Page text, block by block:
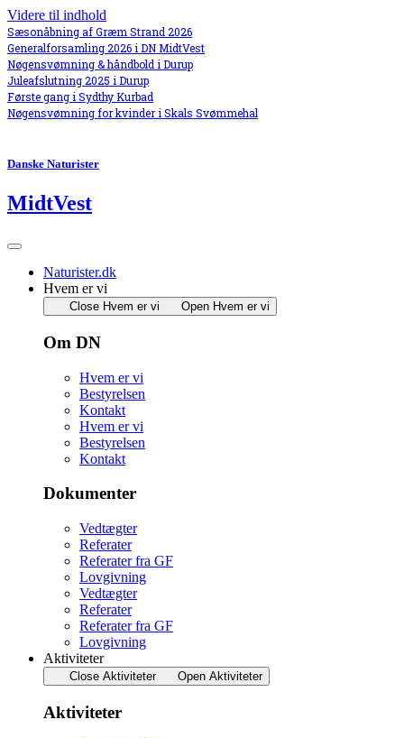
Videre til indhold
Sæsonåbning af Græm Strand 2026
Generalforsamling 2026 i DN MidtVest
Nøgensvømning & håndbold i Durup
Juleafslutning 2025 i Durup
Første gang i Sydthy Kurbad
Nøgensvømning for kvinder i Skals Svømmehal
Danske Naturister
MidtVest
Naturister.dk
Hvem er vi
Close Hvem er vi Open Hvem er vi
Om DN
Hvem er vi
Bestyrelsen
Kontakt
Hvem er vi
Bestyrelsen
Kontakt
Dokumenter
Vedtægter
Referater
Referater fra GF
Lovgivning
Vedtægter
Referater
Referater fra GF
Lovgivning
Aktiviteter
Close Aktiviteter Open Aktiviteter
Aktiviteter